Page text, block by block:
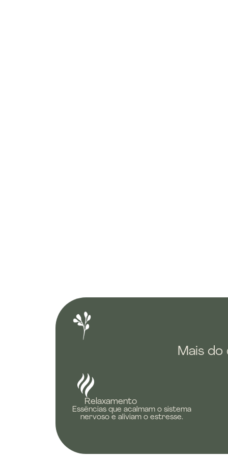
Mais do
Relaxamento
Essências que acalmam o sistema
nervoso e aliviam o estresse.